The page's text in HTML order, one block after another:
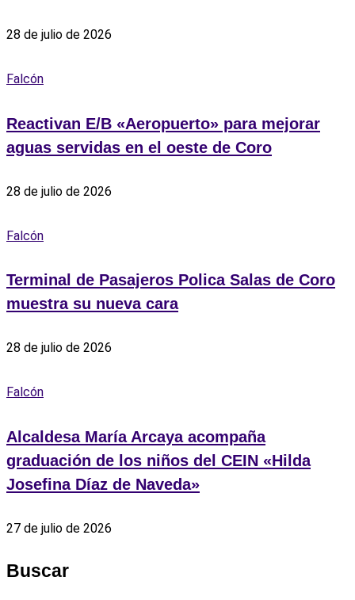
28 de julio de 2026
Falcón
Reactivan E/B «Aeropuerto» para mejorar
aguas servidas en el oeste de Coro
28 de julio de 2026
Falcón
Terminal de Pasajeros Polica Salas de Coro
muestra su nueva cara
28 de julio de 2026
Falcón
Alcaldesa María Arcaya acompaña
graduación de los niños del CEIN «Hilda
Josefina Díaz de Naveda»
27 de julio de 2026
Buscar